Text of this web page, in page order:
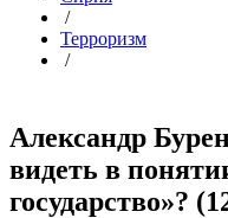
/
Терроризм
/
Александр
видеть в
государство»?